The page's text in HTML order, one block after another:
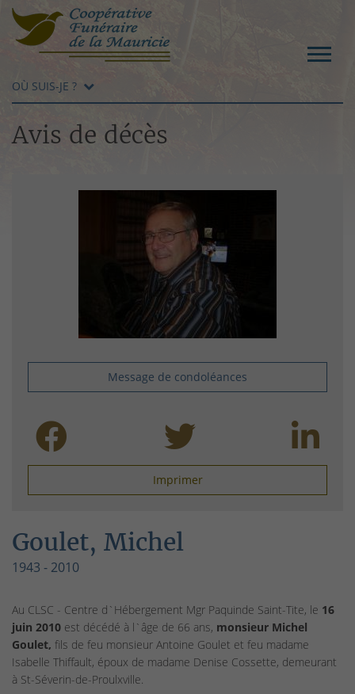
OÙ SUIS-JE ?
Avis de décès
Message de condoléances
Imprimer
Goulet, Michel
1943 - 2010
Au CLSC - Centre d`Hébergement Mgr Paquinde Saint-Tite, le 16
juin 2010 est décédé à l`âge de 66 ans, monsieur Michel
Goulet, fils de feu monsieur Antoine Goulet et feu madame
Isabelle Thiffault, époux de madame Denise Cossette, demeurant
à St-Séverin-de-Proulxville.